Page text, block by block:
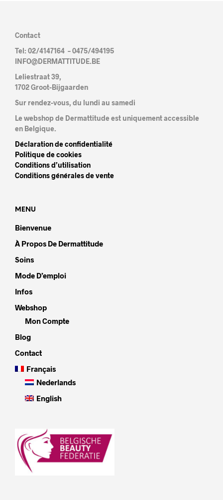
Contact
Tel: 02/4147164 – 0475/494195
INFO@DERMATTITUDE.BE
Leliestraat 39,
1702 Groot-Bijgaarden
Sur rendez-vous, du lundi au samedi
Le webshop de Dermattitude est uniquement accessible
en Belgique.
Déclaration de confidentialité
Politique de cookies
Conditions d’utilisation
Conditions générales de vente
MENU
Bienvenue
À Propos De Dermattitude
Soins
Mode D’emploi
Infos
Webshop
Mon Compte
Blog
Contact
Français
Nederlands
English